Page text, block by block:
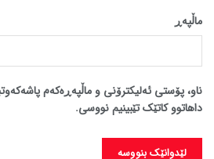
ماڵپه‌ڕ
ناو، پۆستی ئەلیکترۆنی و ماڵپەڕەکەم
داهاتوو کاتێک تێبینیم نووسی.